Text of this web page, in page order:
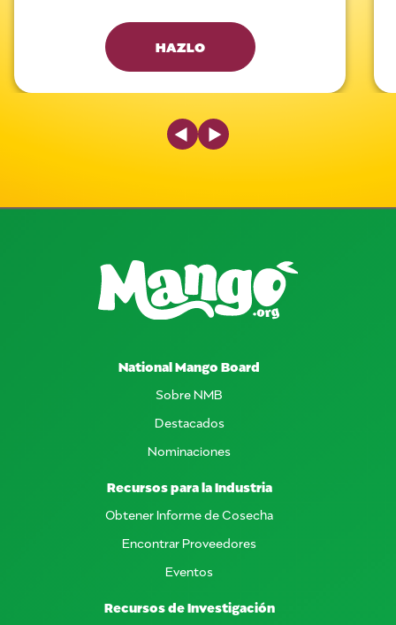
HAZLO
Previous Slide
Next Slide
National Mango Board
Sobre NMB
Destacados
Nominaciones
Recursos para la Industria
Obtener Informe de Cosecha
Encontrar Proveedores
Eventos
Recursos de Investigación